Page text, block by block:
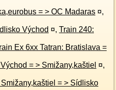
Bus 4: Duklianska,eurobus = > OC Madaras ¤,
ZŠ Hutnícka = > Sídlisko Východ ¤, Train 240:
Ex 6xx Tatran: Bratislava =
Bus 4: Sídlisko Východ = > Smižany,kaštiel ¤,